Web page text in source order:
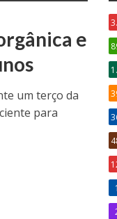
e
um terço da
para
1